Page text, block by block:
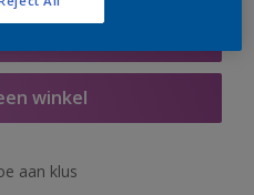
winkel
aan klus